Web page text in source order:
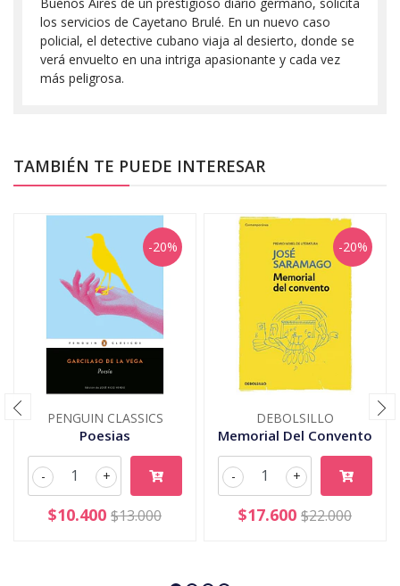
los servicios de Cayetano Brulé. En un nuevo caso
policial, el detective cubano viaja al desierto, donde se
verá envuelto en una intriga apasionante y cada vez
más peligrosa.
TAMBIÉN TE PUEDE INTERESAR
-20%
PENGUIN CLASSICS
Poesias
+
-
$10.400 $13.000
-20%
DEBOLSILLO
Memorial Del Convento
+
-
$17.600 $22.000